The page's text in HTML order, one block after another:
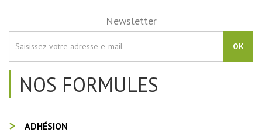
Newsletter
OK
NOS FORMULES
ADHÉSION